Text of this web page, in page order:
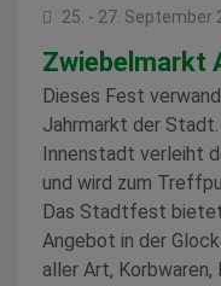
25. - 27. September
Zwiebelmarkt
Dieses Fest
Jahrmarkt der
Innenstadt verleiht
und wird zum
Das Stadtfest
Angebot in der
aller Art, Korbwaren,